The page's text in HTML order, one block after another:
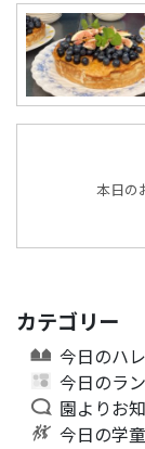
本日の
カテゴリー
今日のハ
今日のラ
園よりお
今日の学童